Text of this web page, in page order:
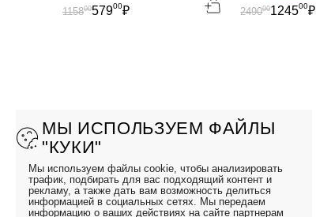
57900₽
115800 124500₽
249000
МЫ ИСПОЛЬЗУЕМ ФАЙЛЫ
"КУКИ"
Мы используем файлы cookie, чтобы анализировать
трафик, подбирать для вас подходящий контент и
рекламу, а также дать вам возможность делиться
информацией в социальных сетях. Мы передаем
информацию о ваших действиях на сайте партнерам